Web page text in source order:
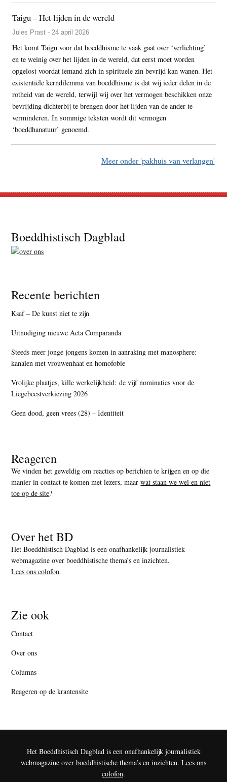
Taigu – Het lijden in de wereld
Jules Prast - 24 april 2026
Het komt Taigu voor dat boeddhisme te vaak gaat over ‘verlichting’
en te weinig over het lijden in de wereld, dat eerst moet worden
opgelost voordat iemand zich in spirituele zin bevrijd kan wanen. Het
existentiële kerndilemma van boeddhisme is dat wij ieder delen in de
rotheid van de wereld, terwijl wij over het vermogen beschikken onze
bevrijding dichterbij te brengen door het lijden van de ander te
verminderen. In sommige teksten wordt dit vermogen
‘boeddhanatuur’ genoemd.
Meer onder 'pakhuis van verlangen'
Footer
Boeddhistisch Dagblad
Recente berichten
Ksaf – De kunst niet te zijn
Uitnodiging nieuwe Acta Comparanda
Steeds meer jonge jongens komen in aanraking met manosphere:
kanalen met vrouwenhaat en homofobie
Vrolijke plaatjes, kille werkelijkheid: de vijf nominaties voor de
Liegebeestverkiezing 2026
Geen dood, geen vrees (28) – Identiteit
Reageren
We vinden het geweldig om reacties op berichten te krijgen en op die
manier in contact te komen met lezers, maarwat staan we wel en niet
toe op de site?
Over het BD
Het Boeddhistisch Dagblad is een onafhankelijk journalistiek
webmagazine over boeddhistische thema’s en inzichten.
Lees ons colofon.
Zie ook
Contact
Over ons
Columns
Reageren op de krantensite
Het Boeddhistisch Dagblad is een onafhankelijk journalistiek
webmagazine over boeddhistische thema’s en inzichten. Lees ons
colofon.